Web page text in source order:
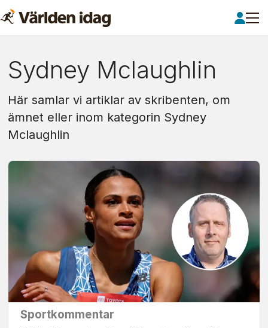
Om:
sydney
mclaughlin
Sydney Mclaughlin
Här samlar vi artiklar av skribenten, om
ämnet eller inom kategorin Sydney
Mclaughlin
Sportkommentar